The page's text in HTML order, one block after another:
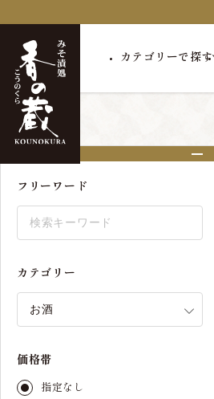
カテゴリーで探す
トップ お酒
フリーワード
カテゴリー
価格帯
指定なし